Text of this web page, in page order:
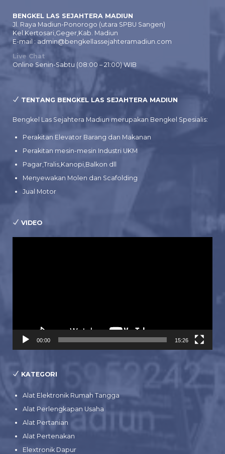
BENGKEL LAS SEJAHTERA MADIUN
Jl. Raya Madiun-Ponorogo (utara SPBU Sangen)
Kel.Kertosari,Geger,Kab. Madiun
E-mail : admin@bengkellassejahteramadiun.com
Live Chat
Online Senin-Sabtu (08:00 – 21:00) WIB
TENTANG BENGKEL LAS SEJAHTERA MADIUN
Bengkel Las Sejahtera Madiun merupakan Bengkel Spesialis:
Perakitan Elevator Barang dan Makanan
Perakitan mesin-mesin Industri UKM
Pagar,Tralis,Kanopi,Balkon dll
Menyewakan Molen dan Scafolding
Jual Motor
VIDEO
00:00 15:26
KATEGORI
Alat Elektronik Rumah Tangga
Alat Perlengkapan Usaha
Alat Pertanian
Alat Pertenakan
Elextronik Dapur